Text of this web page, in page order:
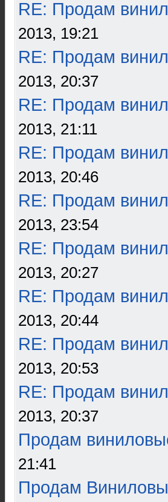
RE: Продам
2013, 19:21
RE: Продам
2013, 20:37
RE: Продам
2013, 21:11
RE: Продам
2013, 20:46
RE: Продам
2013, 23:54
RE: Продам
2013, 20:27
RE: Продам
2013, 20:44
RE: Продам
2013, 20:53
RE: Продам
2013, 20:37
Продам
21:41
Продам